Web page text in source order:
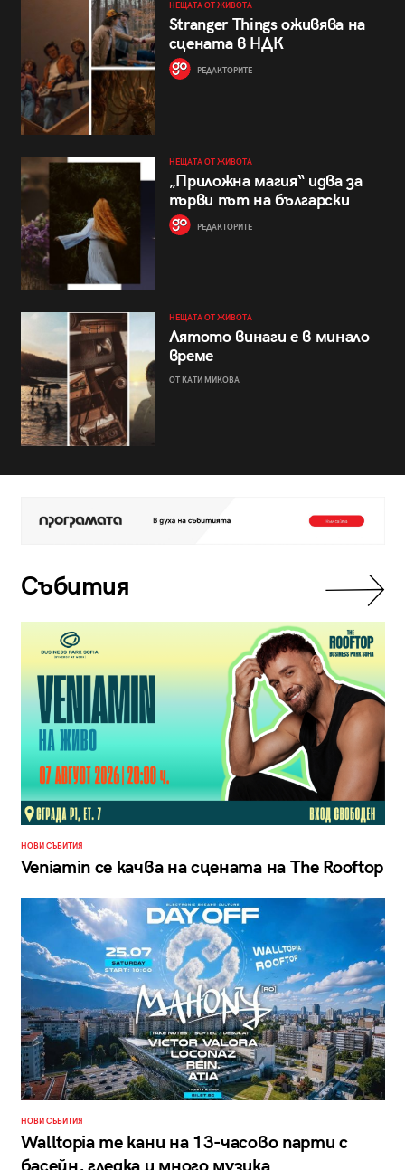
НЕЩАТА ОТ ЖИВОТА
Stranger Things оживява на
сцената в НДК
РЕДАКТОРИТЕ
НЕЩАТА ОТ ЖИВОТА
„Приложна магия“ идва за
първи път на български
РЕДАКТОРИТЕ
НЕЩАТА ОТ ЖИВОТА
Лятото винаги е в минало
време
ОТ КАТИ МИКОВА
Събития
НОВИ СЪБИТИЯ
Veniamin се качва на сцената на The Rooftop
НОВИ СЪБИТИЯ
Walltopia те кани на 13-часово парти с